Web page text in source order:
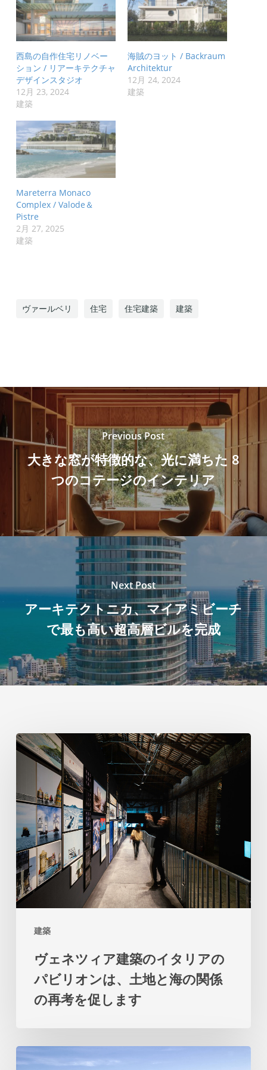
西島の自作住宅リノベー
ション / リアーキテクチャ
デザインスタジオ
12月 23, 2024
建築
海賊のヨット / Backraum
Architektur
12月 24, 2024
建築
Mareterra Monaco
Complex / Valode＆
Pistre
2月 27, 2025
建築
ヴァールベリ 住宅 住宅建築 建築
Previous Post
大きな窓が特徴的な、光に満ちた 8
つのコテージのインテリア
Next Post
アーキテクトニカ、マイアミビーチ
で最も高い超高層ビルを完成
建築
ヴ
ツ
ィ
ア
建
築
の
ヴェネツィア建築のイタリアの
パビリオンは、土地と海の関係
の再考を促します